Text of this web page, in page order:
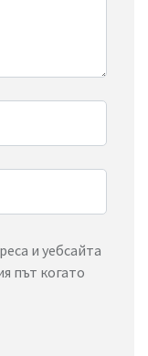
и уебсайта
път когато